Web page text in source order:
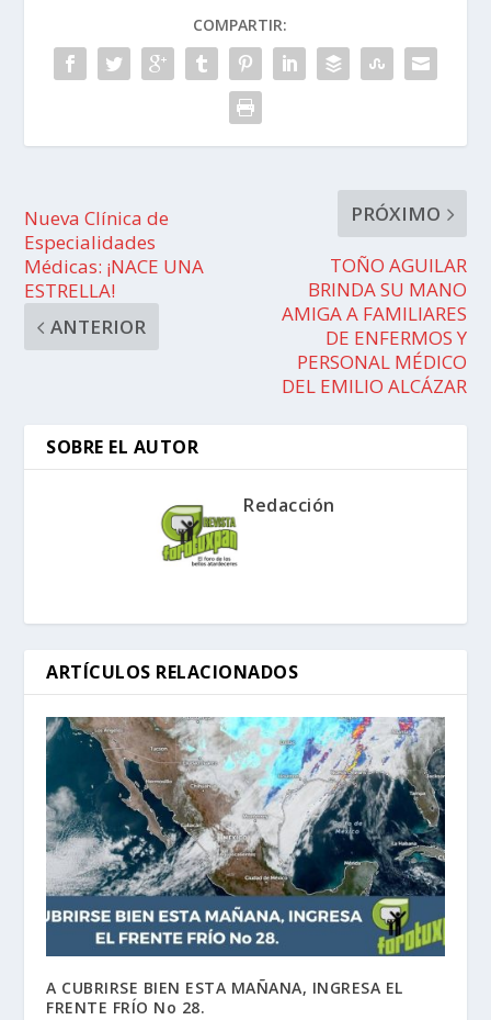
COMPARTIR:
Nueva Clínica de
Especialidades
Médicas: ¡NACE UNA
ESTRELLA!
ANTERIOR
PRÓXIMO
TOÑO AGUILAR
BRINDA SU MANO
AMIGA A FAMILIARES
DE ENFERMOS Y
PERSONAL MÉDICO
DEL EMILIO ALCÁZAR
SOBRE EL AUTOR
Redacción
ARTÍCULOS RELACIONADOS
A CUBRIRSE BIEN ESTA MAÑANA, INGRESA EL
FRENTE FRÍO No 28.